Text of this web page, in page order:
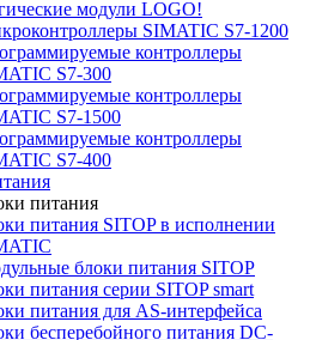
модули LOGO!
SIMATIC S7-1200
контроллеры
S7-300
контроллеры
S7-1500
контроллеры
S7-400
питания
питания SITOP в исполнении
блоки питания SITOP
питания серии SITOP smart
питания для AS-интерфейса
бесперебойного питания DC-